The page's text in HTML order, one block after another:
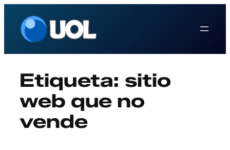
contenido
Etiqueta: sitio
web que no
vende